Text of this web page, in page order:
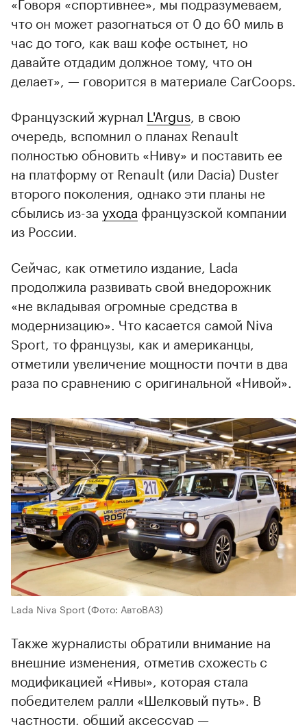
что он может разогнаться от 0 до 60 миль в
час до того, как ваш кофе остынет, но
давайте отдадим должное тому, что он
делает», — говорится в материале CarCoops.
Французский журнал L'Argus, в свою
очередь, вспомнил о планах Renault
полностью обновить «Ниву» и поставить ее
на платформу от Renault (или Dacia) Duster
второго поколения, однако эти планы не
сбылись из-за ухода французской компании
из России.
Сейчас, как отметило издание, Lada
продолжила развивать свой внедорожник
«не вкладывая огромные средства в
модернизацию». Что касается самой Niva
Sport, то французы, как и американцы,
отметили увеличение мощности почти в два
раза по сравнению с оригинальной «Нивой».
Lada Niva Sport(Фото: АвтоВАЗ)
Также журналисты обратили внимание на
внешние изменения, отметив схожесть с
модификацией «Нивы», которая стала
победителем ралли «Шелковый путь». В
частности, общий аксессуар —